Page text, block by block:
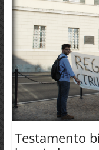
Testamento